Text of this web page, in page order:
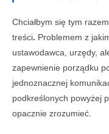
Chciałbym się tym
treści. Problemem z
ustawodawca, urzędy,
zapewnienie porządku
jednoznacznej
podkreślonych powyżej
opacznie zrozumieć.